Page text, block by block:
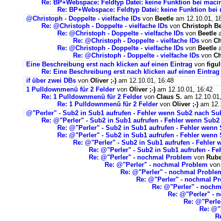
Re: BP+Webspace: Feldtyp Datei: keine Funktion bei
Re: BP+Webspace: Feldtyp Datei: keine Funktion bei
@Christoph - Doppelte - vielfache IDs von Beetle am 12.10.01,
Re: @Christoph - Doppelte - vielfache IDs von Christoph
Re: @Christoph - Doppelte - vielfache IDs von Beetle
Re: @Christoph - Doppelte - vielfache IDs von
Re: @Christoph - Doppelte - vielfache IDs von Beetle
Re: @Christoph - Doppelte - vielfache IDs von
Eine Beschreibung erst nach klicken auf einen Eintrag von
Re: Eine Beschreibung erst nach klicken auf einen Eintrag
if über zwei DBs von Oliver ;-) am 12.10.01, 16:48
1 Pulldownmenü für 2 Felder von Oliver ;-) am 12.10.01, 16:42
Re: 1 Pulldownmenü für 2 Felder von Claus S. am
Re: 1 Pulldownmenü für 2 Felder von Oliver ;-) am
@"Perler" - Sub2 in Sub1 aufrufen - Fehler wenn Sub2 nach
Re: @"Perler" - Sub2 in Sub1 aufrufen - Fehler wenn
Re: @"Perler" - Sub2 in Sub1 aufrufen - Fehler
Re: @"Perler" - Sub2 in Sub1 aufrufen - Fehler
Re: @"Perler" - Sub2 in Sub1 aufrufen - Fehler
Re: @"Perler" - Sub2 in Sub1 aufrufen -
Re: @"Perler" - nochmal Problem von
Re: @"Perler" - nochmal Problem
Re: @"Perler" - nochmal
Re: @"Perler" - nochmal
Re: @"Perler" -
Re: @"Perler" -
Re:
Re: